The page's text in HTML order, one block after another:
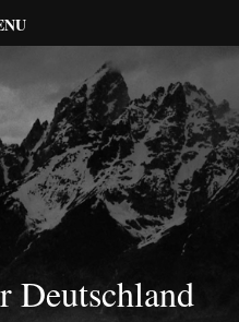
Deutschland